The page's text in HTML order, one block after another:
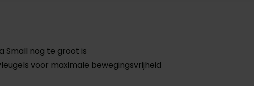
Small nog te groot is
voor maximale bewegingsvrijheid